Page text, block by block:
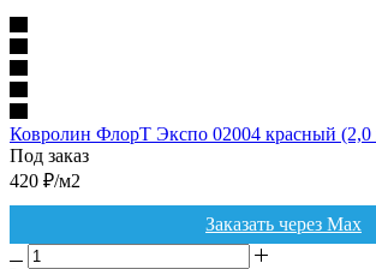
Ковролин ФлорТ Экспо 02004 красный
Под заказ
420 ₽/м2
Заказать через Max